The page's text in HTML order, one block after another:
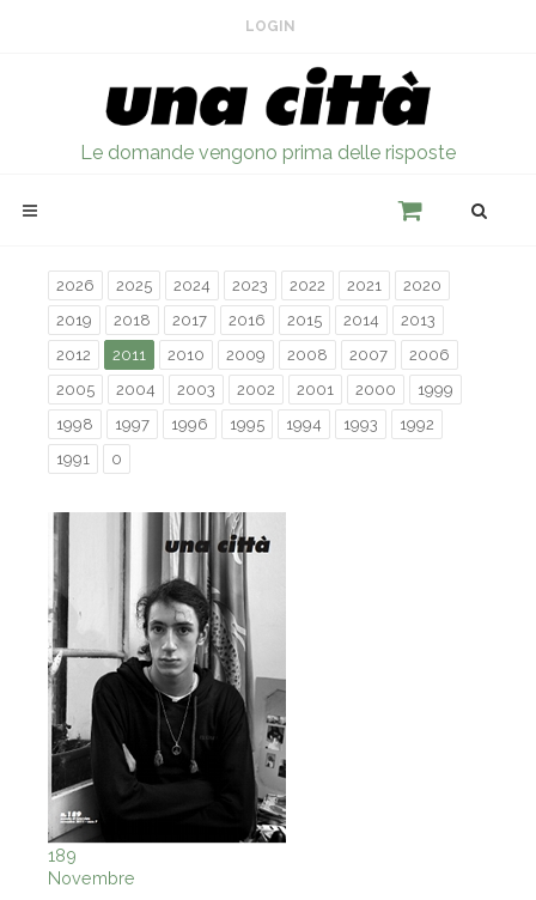
LOGIN
Le domande vengono prima delle risposte
2026 2025 2024 2023 2022 2021
2020
2019
2018 2017 2016 2015 2014
2013
2012
2011 2010 2009 2008 2007
2006
2005
2004 2003 2002 2001 2000
1999
1998
1997 1996 1995 1994 1993
1992
1991
0
189
Novembre